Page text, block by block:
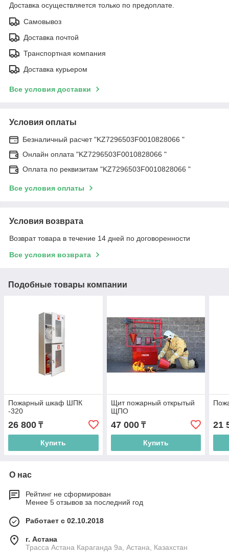
Доставка осуществляется только по предоплате.
Самовывоз
Доставка почтой
Транспортная компания
Доставка курьером
Все условия доставки
Условия оплаты
Безналичный расчет "KZ7296503F0010828066 "
Онлайн оплата "KZ7296503F0010828066 "
Оплата по реквизитам "KZ7296503F0010828066 "
Все условия оплаты
Условия возврата
Возврат товара в течение 14 дней по договоренности
Все условия возврата
Подобные товары компании
Пожарный шкаф ШПК
-320
26 800 ₸
Купить
Щит пожарный открытый
ЩПО
47 000₸
Купить
21
О нас
Рейтинг не сформирован
Менее 5 отзывов за последний год
Работает с 02.10.2018
г. Астана
Трасса Астана Караганда 9а, Астана, Казахстан